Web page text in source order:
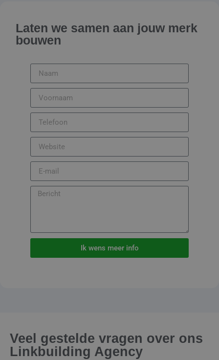
Laten we samen aan jouw merk
bouwen
Ik wens meer info
Veel gestelde vragen over ons
Linkbuilding Agency